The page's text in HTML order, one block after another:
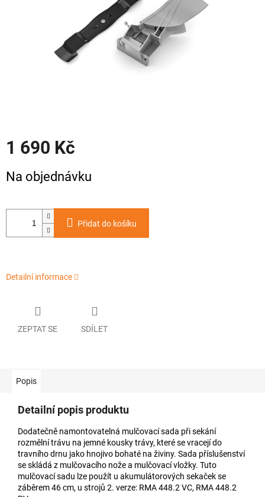
1 690 Kč
cena:
Na objednávku
Přidat do košíku
Detailní informace
ZEPTAT SE SDÍLET
Popis
Detailní popis produktu
Dodatečně namontovatelná mulčovací sada při sekání
rozmělní trávu na jemné kousky trávy, které se vracejí do
travního drnu jako hnojivo bohaté na živiny. Sada příslušenství
se skládá z mulčovacího nože a mulčovací vložky. Tuto
mulčovací sadu lze použít u akumulátorových sekaček se
záběrem 46 cm, u strojů 2. verze: RMA 448.2 VC, RMA 448.2